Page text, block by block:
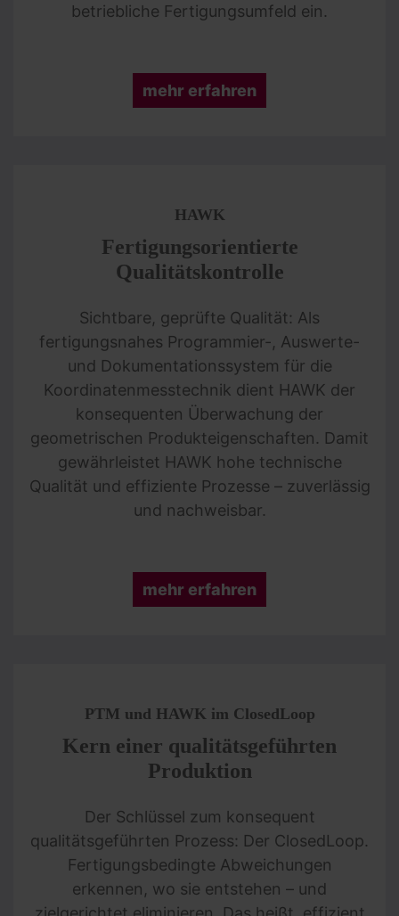
betriebliche Fertigungsumfeld ein.
mehr erfahren
HAWK
Fertigungsorientierte
Qualitätskontrolle
Sichtbare, geprüfte Qualität: Als
fertigungsnahes Programmier-, Auswerte-
und Dokumentationssystem für die
Koordinatenmesstechnik dient HAWK der
konsequenten Überwachung der
geometrischen Produkteigenschaften. Damit
gewährleistet HAWK hohe technische
Qualität und effiziente Prozesse – zuverlässig
und nachweisbar.
mehr erfahren
PTM und HAWK im ClosedLoop
Kern einer qualitätsgeführten
Produktion
Der Schlüssel zum konsequent
qualitätsgeführten Prozess: Der ClosedLoop.
Fertigungsbedingte Abweichungen
erkennen, wo sie entstehen – und